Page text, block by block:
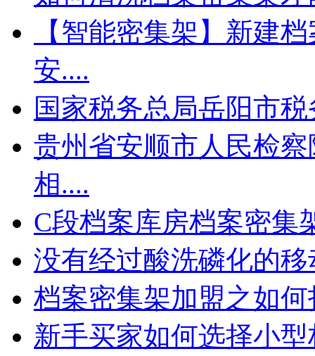
【智能密集架】新建
安....
国家税务总局岳阳市
贵州省安顺市人民检
相....
C段档案库房档案密集
没有经过酸洗磷化的
档案密集架加盟之如
新手买家如何选择小